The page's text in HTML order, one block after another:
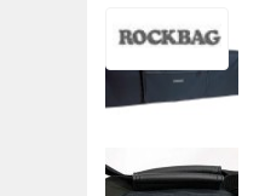
to
the
of
images
gallery